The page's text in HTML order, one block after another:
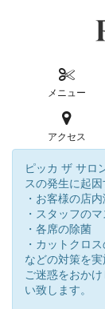
メニュー
アクセス
ピッカ ザ サロ
スの発生に起因
・お客様の店
・スタッフの
・各席の除菌
・カットクロ
などの対策を実
ご迷惑をおか
い致します。